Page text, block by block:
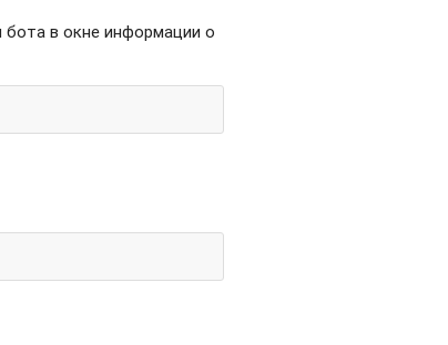
в окне информации о